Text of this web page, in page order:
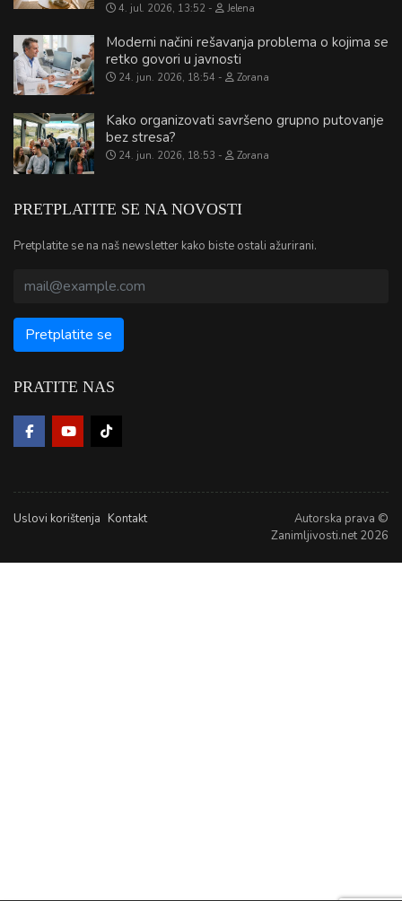
4. jul. 2026, 13:52 Jelena
Moderni načini rešavanja problema o kojima se
retko govori u javnosti
24. jun. 2026, 18:54 Zorana
Kako organizovati savršeno grupno putovanje
bez stresa?
24. jun. 2026, 18:53 Zorana
PRETPLATITE SE NA NOVOSTI
Pretplatite se na naš newsletter kako biste ostali ažurirani.
PRATITE NAS
Uslovi korištenja Kontakt
Autorska prava ©
Zanimljivosti.net 2026